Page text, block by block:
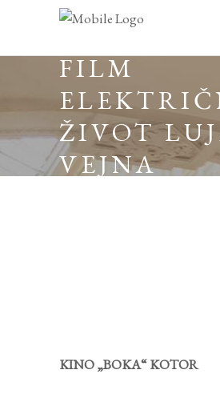
FILM
ŽIVOT
VEJNA
KINO „BOKA“ KOTOR